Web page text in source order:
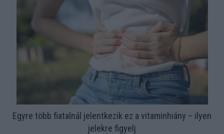
Egyre több fiatalnál jelentkezik ez a vitaminhiány – ilyen
jelekre figyelj